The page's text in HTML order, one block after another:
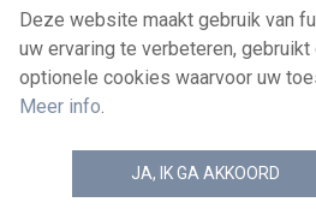
Voorwaarden voor
Contacteer
news.belgium
© 2026 -
Deze website maakt gebruik van
uw ervaring te verbeteren,
optionele cookies waarvoor uw
Meer info.
JA, IK GA AKKOORD